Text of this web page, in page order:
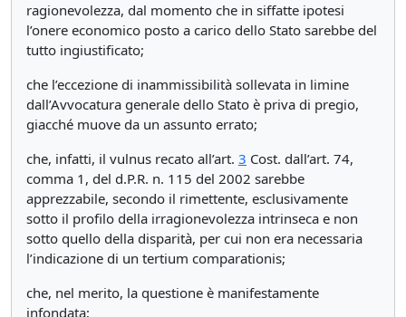
ragionevolezza, dal momento che in siffatte ipotesi
l’onere economico posto a carico dello Stato sarebbe del
tutto ingiustificato;
che l’eccezione di inammissibilità sollevata in limine
dall’Avvocatura generale dello Stato è priva di pregio,
giacché muove da un assunto errato;
che, infatti, il vulnus recato all’art. 3 Cost. dall’art. 74,
comma 1, del d.P.R. n. 115 del 2002 sarebbe
apprezzabile, secondo il rimettente, esclusivamente
sotto il profilo della irragionevolezza intrinseca e non
sotto quello della disparità, per cui non era necessaria
l’indicazione di un tertium comparationis;
che, nel merito, la questione è manifestamente
infondata;